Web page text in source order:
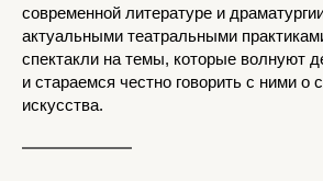
современной литературе и
актуальными театральными
спектакли на темы, которые волнуют
и стараемся честно говорить с ними о
искусства.